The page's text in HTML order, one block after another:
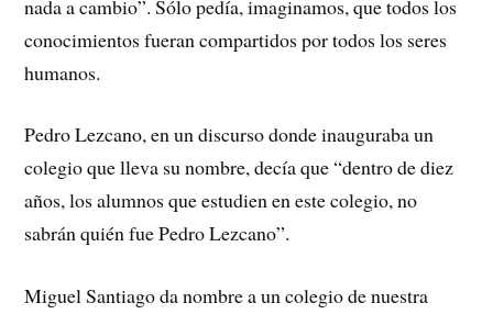
nada a cambio”. Sólo pedía, imaginamos, que todos los
conocimientos fueran compartidos por todos los seres
humanos.
Pedro Lezcano, en un discurso donde inauguraba un
colegio que lleva su nombre, decía que “dentro de diez
años, los alumnos que estudien en este colegio, no
sabrán quién fue Pedro Lezcano”.
Miguel Santiago da nombre a un colegio de nuestra